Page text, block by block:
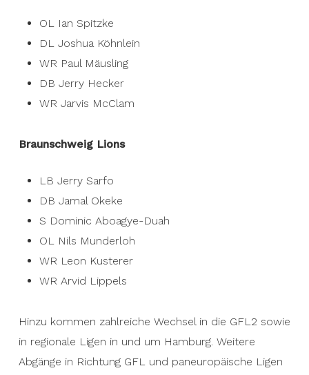
OL Ian Spitzke
DL Joshua Köhnlein
WR Paul Mäusling
DB Jerry Hecker
WR Jarvis McClam
Braunschweig Lions
LB Jerry Sarfo
DB Jamal Okeke
S Dominic Aboagye-Duah
OL Nils Munderloh
WR Leon Kusterer
WR Arvid Lippels
Hinzu kommen zahlreiche Wechsel in die GFL2 sowie
in regionale Ligen in und um Hamburg. Weitere
Abgänge in Richtung GFL und paneuropäische Ligen